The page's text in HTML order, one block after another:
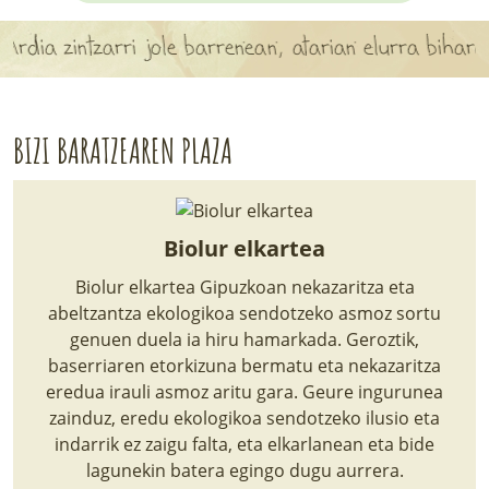
APARTEN MAPA
LURRERAKO BIDE LAGUN
HASI NAHI AL DUZU? 8 URRATS
BIZI BARATZEA LIBURUA
SENDABELARRAK
ETXEKO LANDAREAK
LANDAREPEDIA
ALBISTEAK
zintzarri jole barrenean, atarian elurra
BIZI BARATZEAREN PLAZA
Biolur elkartea
Biolur elkartea Gipuzkoan nekazaritza eta
abeltzantza ekologikoa sendotzeko asmoz sortu
genuen duela ia hiru hamarkada. Geroztik,
baserriaren etorkizuna bermatu eta nekazaritza
eredua irauli asmoz aritu gara. Geure ingurunea
zainduz, eredu ekologikoa sendotzeko ilusio eta
indarrik ez zaigu falta, eta elkarlanean eta bide
lagunekin batera egingo dugu aurrera.